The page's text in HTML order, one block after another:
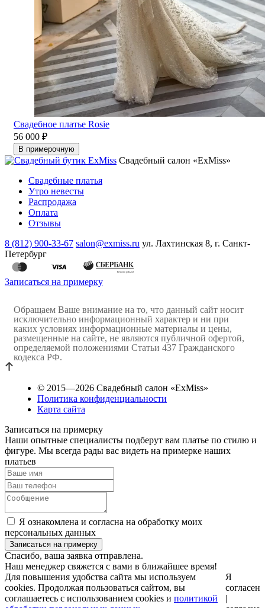
Свадебное платье Rosie
56 000 ₽
В примерочную
Свадебный салон «ExMiss»
Свадебные платья
Утро невесты
Распродажа
Оплата
Отзывы
8 (812) 900-33-67 salon@exmiss.ru ул. Лахтинская 8, г. Санкт-
Петербург
Записаться на примерку
Обращаем Ваше внимание на то, что данный сайт носит
исключительно информационный характер и ни при
каких условиях информационные материалы и цены,
размещенные на сайте, не являются публичной офертой,
определяемой положениями Статьи 437 Гражданского
кодекса РФ.
© 2015—2026 Свадебный салон «ExMiss»
Политика конфиденциальности
Карта сайта
Записаться на примерку
Наши опытные специалисты подберут вам платье по стилю и
фигуре. Мы всегда рады вас видеть на примерке наших
платьев
Я ознакомлена и согласна на обработку моих
персональных данных
Спасибо, ваша заявка отправлена.
Наш менеджер свяжется с вами в ближайшее время!
Для повышения удобства сайта мы используем
cookies. Продолжая пользоваться сайтом, вы
соглашаетесь с использованием cookies и политикой
Я
согласен
|